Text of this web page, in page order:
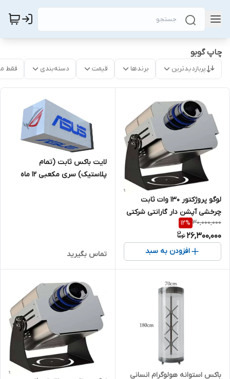
چاپ گوبو
پربازدیدترین برندها قیمت دسته‌بندی فقط
لوگو پروژکتور 130 وات ثابت
چرخشی آپشن دار گارانتی شرکتی
بدون قید و شرط
30,000,000
12%
26,300,000
افزودن به سبد
لایت باکس ثابت (تمام
پلاستیک) سری مکعبی 12 ماه
تماس بگیرید
باکس استوانه هولوگرام انسانی